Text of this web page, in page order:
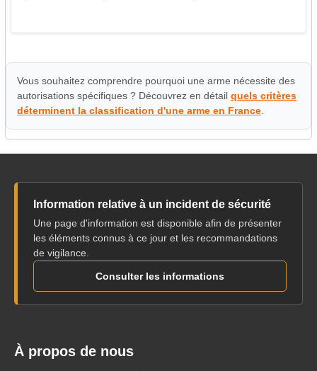
Vous souhaitez comprendre pourquoi une arme nécessite des
autorisations spécifiques ? Découvrez en détailquels critères
déterminent la classification d'une arme en France
Information relative à un incident de sécurité
Une page d'information est disponible afin de présenter
les éléments connus à ce jour et les recommandations
de vigilance.
Consulter les informations
À propos de nous